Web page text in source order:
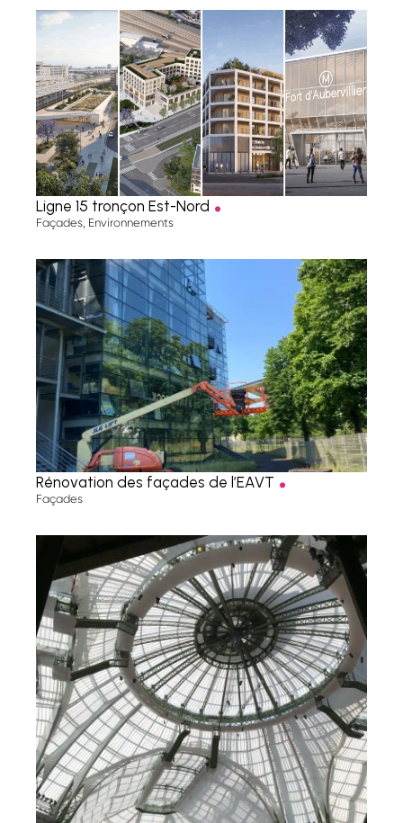
Ligne 15 tronçon Est-Nord .
Façades Environnements
Rénovation des façades de l’EAVT .
Façades